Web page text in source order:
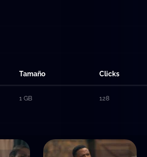
Tamaño Clicks
1 GB 128